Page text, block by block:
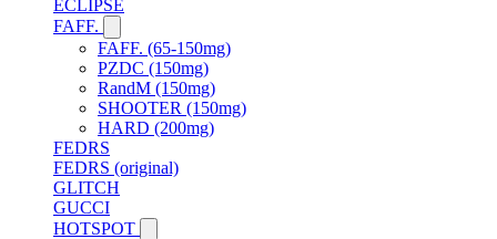
ECLIPSE
FAFF.
FAFF. (65-150mg)
PZDC (150mg)
RandM (150mg)
SHOOTER (150mg)
HARD (200mg)
FEDRS
FEDRS (original)
GLITCH
GUCCI
HOTSPOT